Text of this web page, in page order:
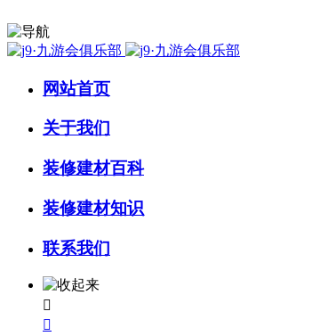
网站首页
关于我们
装修建材百科
装修建材知识
联系我们

